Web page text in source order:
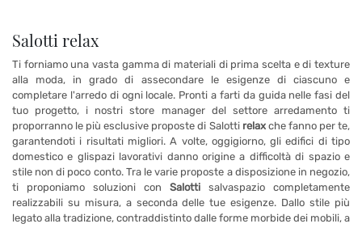
Salotti relax
Ti forniamo una vasta gamma di materiali di prima scelta e di texture
alla moda, in grado di assecondare le esigenze di ciascuno e
completare l'arredo di ogni locale. Pronti a farti da guida nelle fasi del
tuo progetto, i nostri store manager del settore arredamento ti
proporranno le più esclusive proposte di Salotti relaxche fanno per te,
garantendoti i risultati migliori. A volte, oggigiorno, gli edifici di tipo
domestico e glispazi lavorativi danno origine a difficoltà di spazio e
stile non di poco conto. Tra le varie proposte a disposizione in negozio,
ti proponiamo soluzioni con Salotti salvaspazio completamente
realizzabili su misura, a seconda delle tue esigenze. Dallo stile più
legato alla tradizione, contraddistinto dalle forme morbide dei mobili, a